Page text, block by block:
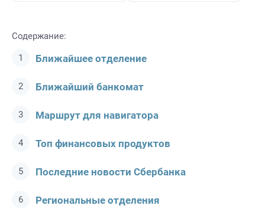
Содержание:
Ближайшее отделение
Ближайший банкомат
Маршрут для навигатора
Топ финансовых продуктов
Последние новости Сбербанкa
Региональные отделения